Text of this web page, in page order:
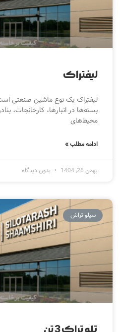
لیفتراک
لیفتراک یک نوع ماشین صنعتی است
بسته‌ها در انبارها، کارخانجات،
محیط‌های
ادامه مطلب »
بهمن 26, 1404 بدون دیدگاه
سیلو تراش